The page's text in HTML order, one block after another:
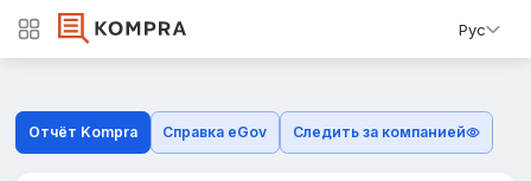
Рус
Отчёт Kompra Справка eGov Следить за компанией